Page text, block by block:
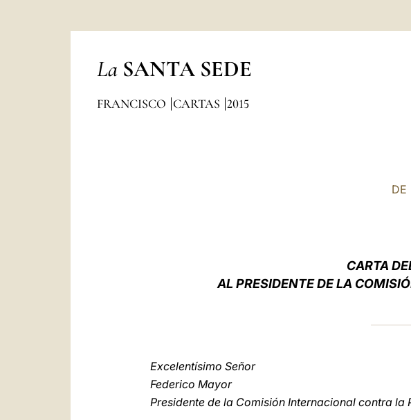
La SANTA SEDE
FRANCISCO CARTAS 2015
DE
CARTA
AL PRESIDENTE DE LA
Excelentísimo Señor
Federico Mayor
Presidente de la Comisión Internacional contra la